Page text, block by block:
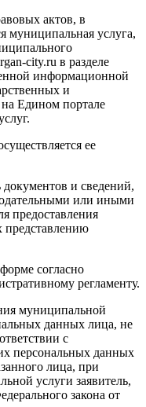
актов, в
муниципальная услуга,
city.ru в разделе
информационной
и
Едином портале
ее
и сведений,
или иными
предоставления
согласно
регламенту.
муниципальной
данных лица, не
с
персональных данных
лица, при
услуги заявитель,
закона от